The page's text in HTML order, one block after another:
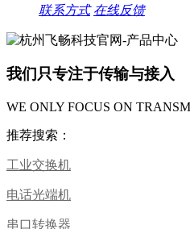
联系方式 在线反馈
我们只专注于传输与接入
WE ONLY FOCUS ON
推荐搜索：
工业交换机
电话光端机
串口转换器